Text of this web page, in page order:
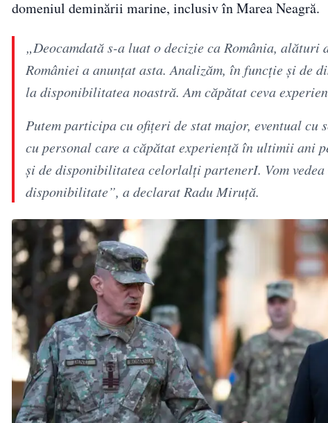
domeniul deminării marine, inclusiv în Marea Neagră.
„Deocamdată s-a luat o decizie ca România,
României a anunțat asta. Analizăm, în funcție și
la disponibilitatea noastră. Am căpătat ceva
Putem participa cu ofițeri de stat major, eventual
cu personal care a căpătat experiență în ultimii ani
și de disponibilitatea celorlalți partenerI. Vom
disponibilitate”, a declarat Radu Miruță.